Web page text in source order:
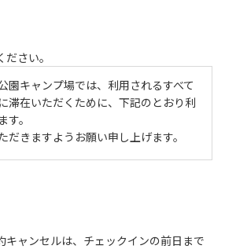
さい。
園キャンプ場では、利用されるすべて
滞在いただくために、下記のとおり利
。
だきますようお願い申し上げます。
の利用はできません。高校生以上の方
目的広場を含む。）の使用は、事前に
キャンセルは、チェックインの前日まで